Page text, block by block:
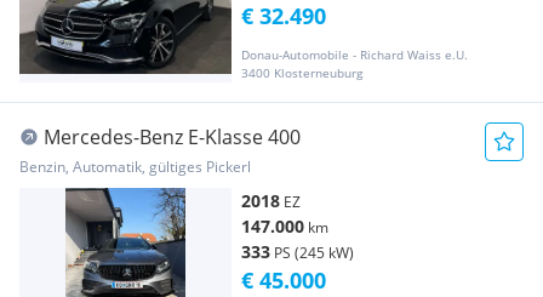
Donau-Automobile - Richard Waiss e.U.
3400 Klosterneuburg
€ 32.490
Mercedes-Benz E-Klasse 400
Benzin, Automatik, gültiges Pickerl
2018 EZ
147.000 km
333 PS (245 kW)
€ 45.000